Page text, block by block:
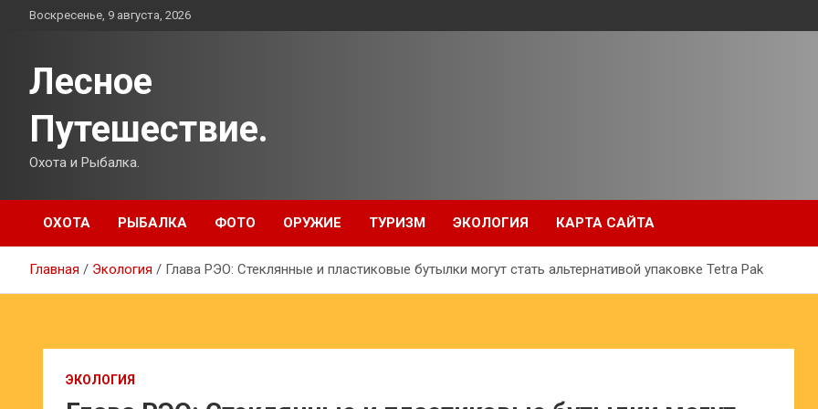
ПерейтиВоскресенье, 9 августа, 2026
Лесное
Путешествие.
Охота и Рыбалка.
ОХОТА РЫБАЛКА ФОТО ОРУЖИЕ ТУРИЗМ ЭКОЛОГИЯ КАРТА САЙТА
Главная Экология Глава РЭО: Стеклянные и пластиковые бутылки могут стать альтернативой упаковке Tetra Pak
ЭКОЛОГИЯ